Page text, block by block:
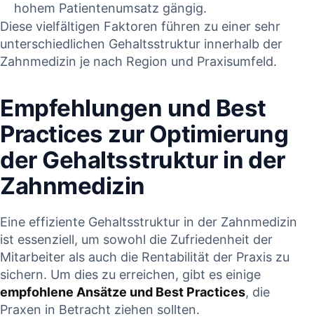
hohem ​Patientenumsatz gängig.
Diese vielfältigen Faktoren​ führen​ zu⁢ einer sehr
unterschiedlichen Gehaltsstruktur⁤ innerhalb der
Zahnmedizin je nach Region und Praxisumfeld.
Empfehlungen und Best
Practices zur⁤ Optimierung
der Gehaltsstruktur in⁣ der⁣
Zahnmedizin
Eine effiziente Gehaltsstruktur in der Zahnmedizin​
ist⁣ essenziell, um sowohl die Zufriedenheit der
Mitarbeiter als auch⁣ die Rentabilität der Praxis zu
⁢sichern. Um dies zu erreichen, gibt es⁤ einige
empfohlene⁣ Ansätze und Best Practices, die‍
Praxen in ‌Betracht ziehen sollten.